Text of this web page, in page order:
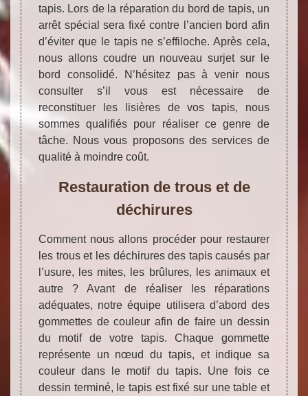
tapis. Lors de la réparation du bord de tapis, un
arrêt spécial sera fixé contre l’ancien bord afin
d’éviter que le tapis ne s’effiloche. Après cela,
nous allons coudre un nouveau surjet sur le
bord consolidé. N’hésitez pas à venir nous
consulter s’il vous est nécessaire de
reconstituer les lisières de vos tapis, nous
sommes qualifiés pour réaliser ce genre de
tâche. Nous vous proposons des services de
qualité à moindre coût.
Restauration de trous et de
déchirures
Comment nous allons procéder pour restaurer
les trous et les déchirures des tapis causés par
l’usure, les mites, les brûlures, les animaux et
autre ? Avant de réaliser les réparations
adéquates, notre équipe utilisera d’abord des
gommettes de couleur afin de faire un dessin
du motif de votre tapis. Chaque gommette
représente un nœud du tapis, et indique sa
couleur dans le motif du tapis. Une fois ce
dessin terminé, le tapis est fixé sur une table et